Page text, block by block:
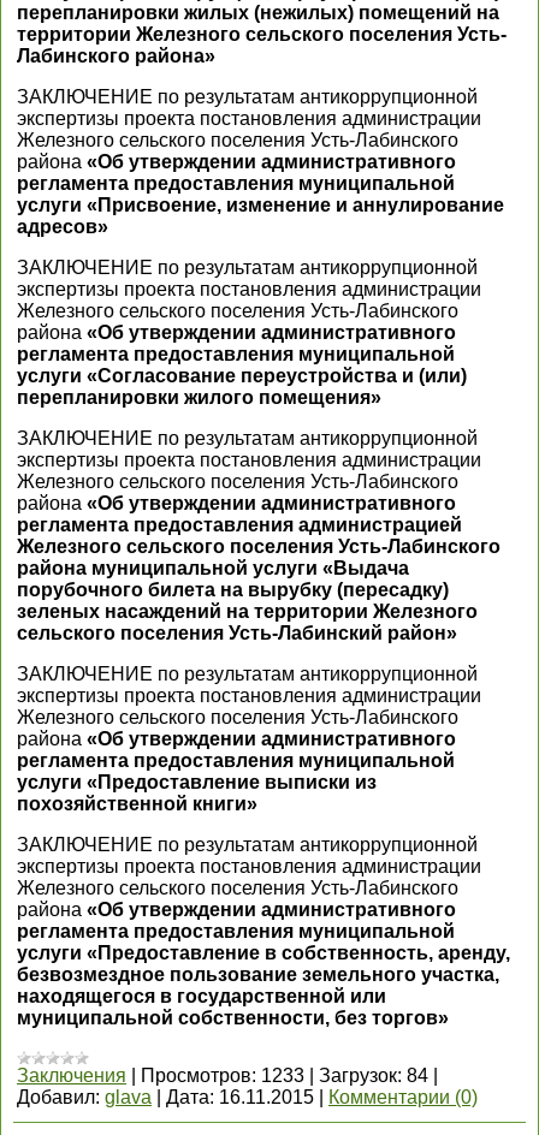
перепланировки жилых (нежилых) помещений на
территории Железного сельского поселения Усть-
Лабинского района»
ЗАКЛЮЧЕНИЕ по результатам антикоррупционной
экспертизы проекта постановления администрации
Железного сельского поселения Усть-Лабинского
района «Об утверждении административного
регламента предоставления муниципальной
услуги «Присвоение, изменение и аннулирование
адресов»
ЗАКЛЮЧЕНИЕ по результатам антикоррупционной
экспертизы проекта постановления администрации
Железного сельского поселения Усть-Лабинского
района «Об утверждении административного
регламента предоставления муниципальной
услуги «Согласование переустройства и (или)
перепланировки жилого помещения»
ЗАКЛЮЧЕНИЕ по результатам антикоррупционной
экспертизы проекта постановления администрации
Железного сельского поселения Усть-Лабинского
района «Об утверждении административного
регламента предоставления администрацией
Железного сельского поселения Усть-Лабинского
района муниципальной услуги «Выдача
порубочного билета на вырубку (пересадку)
зеленых насаждений на территории Железного
сельского поселения Усть-Лабинский район»
ЗАКЛЮЧЕНИЕ по результатам антикоррупционной
экспертизы проекта постановления администрации
Железного сельского поселения Усть-Лабинского
района «Об утверждении административного
регламента предоставления муниципальной
услуги «Предоставление выписки из
похозяйственной книги»
ЗАКЛЮЧЕНИЕ по результатам антикоррупционной
экспертизы проекта постановления администрации
Железного сельского поселения Усть-Лабинского
района «Об утверждении административного
регламента предоставления муниципальной
услуги «Предоставление в собственность, аренду,
безвозмездное пользование земельного участка,
находящегося в государственной или
муниципальной собственности, без торгов»
Заключения Просмотров: 1233 Загрузок: 84
Добавил: glava Дата: 16.11.2015 Комментарии (0)